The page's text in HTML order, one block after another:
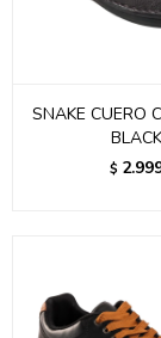
SNAKE CUERO
BLACK
$